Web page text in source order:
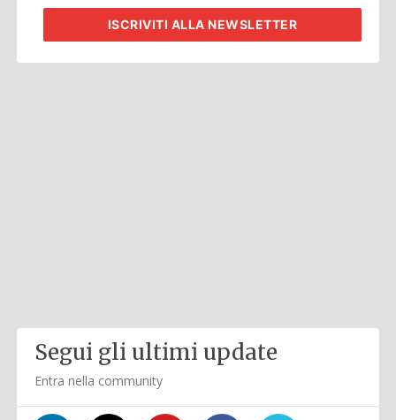
ISCRIVITI ALLA NEWSLETTER
Segui gli ultimi update
Entra nella community